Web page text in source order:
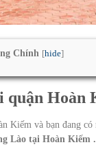
Chính [hide]
quận Hoàn
Kiếm và bạn đang
Lào tại Hoàn Kiếm .